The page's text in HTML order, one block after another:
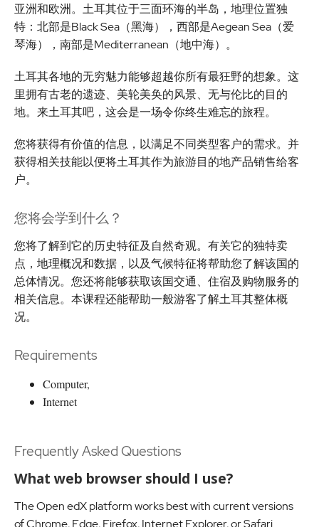
亚洲和欧洲。土耳其位于三面环海的半岛，地理位置独
特：北部是Black Sea（黑海），西部是Aegean Sea（爱
琴海），南部是Mediterranean（地中海）。
土耳其各地的无穷魅力能够超越你所有最狂野的想象。这
里拥有古老的遗迹、美轮美奂的风景、无与伦比的目的
地。来土耳其吧，这会是一场令你终生难忘的旅程。
您将获得有价值的信息，以满足不同类型客户的需求。并
获得相关技能以便将土耳其作为旅游目的地产品销售给客
户。
您将会学到什么？
您将了解到它的历史特征及自然奇观。有关它的独特卖
点，地理概况和数据，以及气候特征将帮助您了解该国的
总体情况。您还将能够获取该国交通、住宿及购物服务的
相关信息。本课程还能帮助一般游客了解土耳其整体概
况。
Requirements
Computer,
Internet
Frequently Asked Questions
What web browser should I use?
The Open edX platform works best with current versions